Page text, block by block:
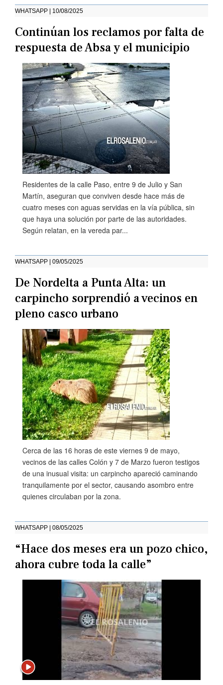
WHATSAPP | 10/08/2025
Continúan los reclamos por falta de
respuesta de Absa y el municipio
Residentes de la calle Paso, entre 9 de Julio y San
Martín, aseguran que conviven desde hace más de
cuatro meses con aguas servidas en la vía pública, sin
que haya una solución por parte de las autoridades.
Según relatan, en la vereda par...
WHATSAPP | 09/05/2025
De Nordelta a Punta Alta: un
carpincho sorprendió a vecinos en
pleno casco urbano
Cerca de las 16 horas de este viernes 9 de mayo,
vecinos de las calles Colón y 7 de Marzo fueron testigos
de una inusual visita: un carpincho apareció caminando
tranquilamente por el sector, causando asombro entre
quienes circulaban por la zona.
WHATSAPP | 08/05/2025
“Hace dos meses era un pozo chico,
ahora cubre toda la calle”